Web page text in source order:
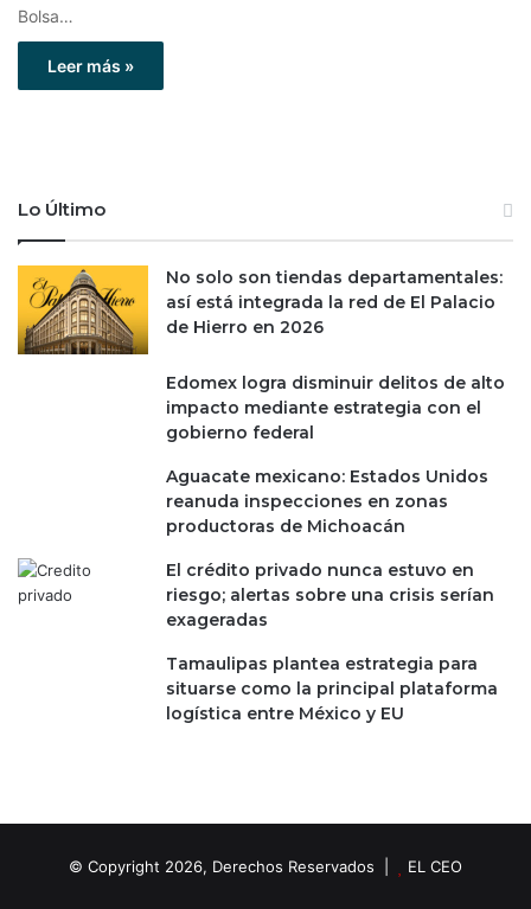
Bolsa…
Leer más »
Lo Último
No solo son tiendas departamentales:
así está integrada la red de El Palacio
de Hierro en 2026
Edomex logra disminuir delitos de alto
impacto mediante estrategia con el
gobierno federal
Aguacate mexicano: Estados Unidos
reanuda inspecciones en zonas
productoras de Michoacán
El crédito privado nunca estuvo en
riesgo; alertas sobre una crisis serían
exageradas
Tamaulipas plantea estrategia para
situarse como la principal plataforma
logística entre México y EU
© Copyright 2026, Derechos Reservados | EL CEO